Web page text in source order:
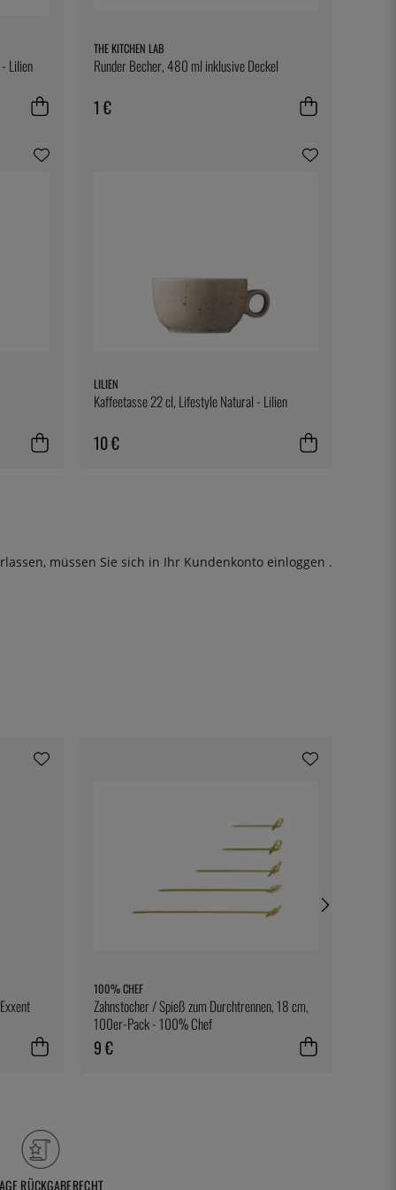
Lilien
THE KITCHEN LAB
Runder Becher, 480 ml inklusive Deckel
1 €
LILIEN
Kaffeetasse 22 cl, Lifestyle Natural - Lilien
10 €
müssen Sie sich in Ihr Kundenkonto einloggen .
100% CHEF
Zahnstocher / Spieß zum Durchtrennen, 18 cm,
100er-Pack - 100% Chef
9 €
RÜCKGABERECHT